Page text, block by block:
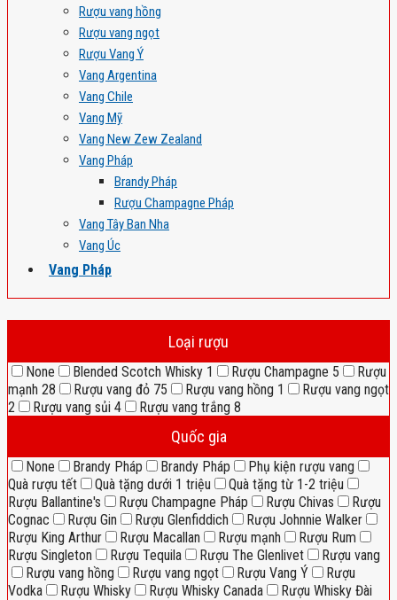
Rượu vang hồng
Rượu vang ngọt
Rượu Vang Ý
Vang Argentina
Vang Chile
Vang Mỹ
Vang New Zew Zealand
Vang Pháp
Brandy Pháp
Rượu Champagne Pháp
Vang Tây Ban Nha
Vang Úc
Vang Pháp
Loại rượu
None Blended Scotch Whisky 1 Rượu Champagne 5
Rượu
mạnh 28 Rượu vang đỏ 75 Rượu vang hồng 1
Rượu vang ngọt
2
Rượu vang sủi 4 Rượu vang trắng 8
Quốc gia
None Brandy Pháp Brandy Pháp
Phụ kiện rượu vang
Quà rượu tết
Quà tặng dưới 1 triệu
Quà tặng từ 1-2 triệu
Rượu Ballantine's
Rượu Champagne Pháp Rượu Chivas
Rượu
Cognac
Rượu Gin Rượu Glenfiddich
Rượu Johnnie Walker
Rượu King Arthur
Rượu Macallan Rượu mạnh
Rượu Rum
Rượu Singleton
Rượu Tequila Rượu The Glenlivet
Rượu vang
Rượu vang hồng
Rượu vang ngọt Rượu Vang Ý
Rượu
Vodka
Rượu Whisky Rượu Whisky Canada Rượu Whisky Đài